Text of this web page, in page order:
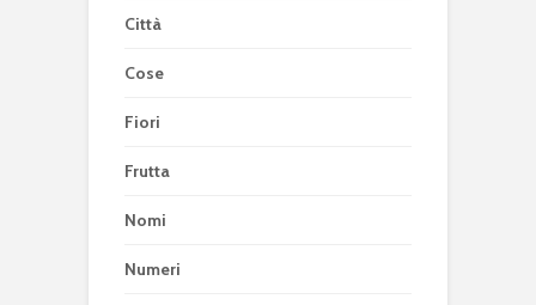
Città
Cose
Fiori
Frutta
Nomi
Numeri